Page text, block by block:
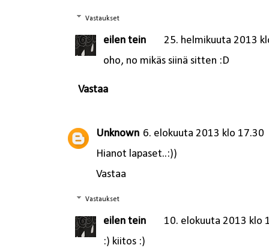
Vastaukset
eilen tein
25. helmikuuta 2013
oho, no mikäs siinä sitten :D
Vastaa
Unknown 6. elokuuta 2013 klo 17.30
Hianot lapaset..:))
Vastaa
Vastaukset
eilen tein
10. elokuuta 2013 klo
:) kiitos :)